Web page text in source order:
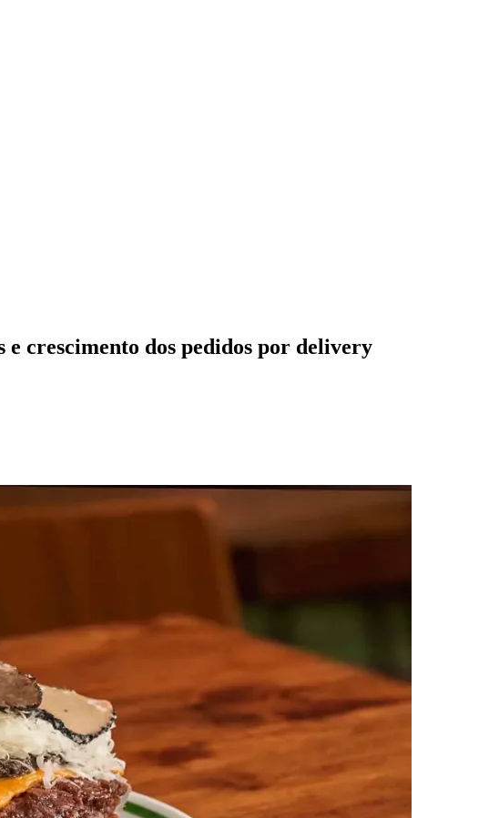
Santana de ParnaíbaSilveiraTamboréVale do SolVila BarrosVila Boa Vista
Francisco Morato Taboão da Serra Embu das Artes
crescimento dos pedidos por delivery